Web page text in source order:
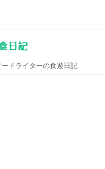
日記
ドライターの食遊日記